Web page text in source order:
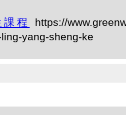
程
https://
yang-sheng-ke